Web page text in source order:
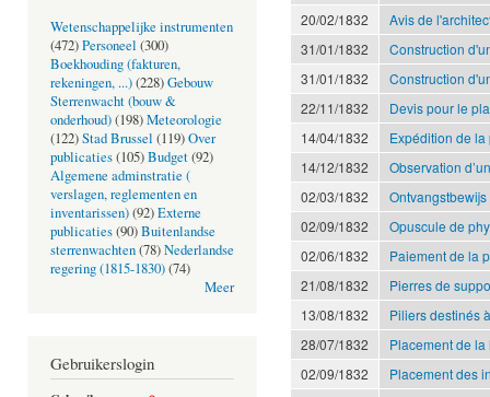
Wetenschappelijke instrumenten
(472)Personeel (300)
Boekhouding (fakturen,
rekeningen, ...)(228)Gebouw
Sterrenwacht (bouw &
onderhoud)(198)Meteorologie
(122)Stad Brussel (119)Over
publicaties(105)Budget(92)
Algemene adminstratie (
verslagen, reglementen en
inventarissen)(92)Externe
publicaties(90)Buitenlandse
sterrenwachten(78)Nederlandse
regering (1815-1830)(74)
Meer
Gebruikerslogin
20/02/1832
Avis de
31/01/1832
Construction
31/01/1832
Construction
22/11/1832
Devis pour le
14/04/1832
Expédition de
14/12/1832
Observation
02/03/1832
02/09/1832
Opuscule de
02/06/1832
Paiement de la
21/08/1832
Pierres de
13/08/1832
Piliers destinés
28/07/1832
Placement de
02/09/1832
Placement des